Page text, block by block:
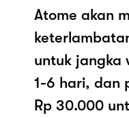
Atome akan
untuk jangka
1-6 hari, dan
Rp 30.000